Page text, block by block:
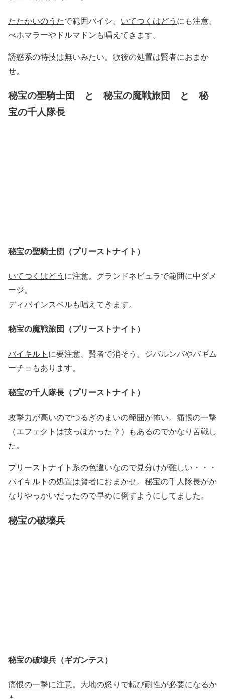
たたかいのうたで範囲バイシ。 いてつくはどう にも注意。
べホマラーやドルマドンも唱えてきます。
誘惑系の特技は無いみたい。歌後の処置は賢者におまか
せ。
秘宝の聖騎士団 と 秘宝の魔戦旅団 と 秘
宝の千人隊長
秘宝の聖騎士団（プリーストナイト）
いてつくはどう に注意。グランドネビュラで範囲に中ダメ
ージ。
ディバインスペルも唱えてきます。
秘宝の魔戦旅団（プリーストナイト）
バイキルト に要注意、賢者で消そう。ジバルンバやバギム
ーチョもあります。
秘宝の千人隊長（プリーストナイト）
攻撃力が高いのでつるぎのまいの範囲が怖い。 痛恨の一撃
（エフェクトは技っぽかった？）もあるのでかなり苦戦し
た。
プリーストナイト系の色違いなので見分けが難しい・・・
バイキルトの処置は賢者におまかせ。秘宝の千人隊長がか
なりやっかいだったので早めに倒すようにしてました。
秘宝の破壊兵
秘宝の破壊兵（ギガンテス）
痛恨の一撃に注意。大地の怒りで転び耐性が必要になるか